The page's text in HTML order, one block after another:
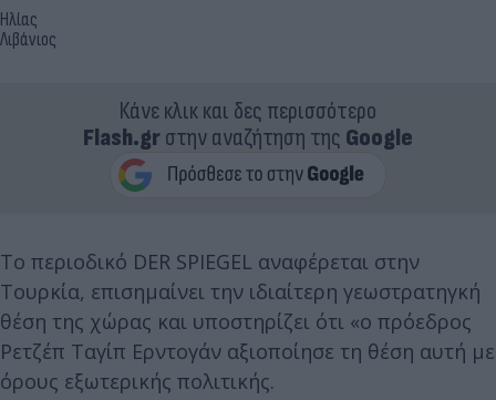
Ηλίας
Λιβάνιος
Κάνε κλικ και δες περισσότερο
Flash.grστην αναζήτηση της Google
Το περιοδικό DER SPIEGEL αναφέρεται στην
Τουρκία, επισημαίνει την ιδιαίτερη γεωστρατηγκή
θέση της χώρας και υποστηρίζει ότι «ο πρόεδρος
Ρετζέπ Ταγίπ Ερντογάν αξιοποίησε τη θέση αυτή με
όρους εξωτερικής πολιτικής.